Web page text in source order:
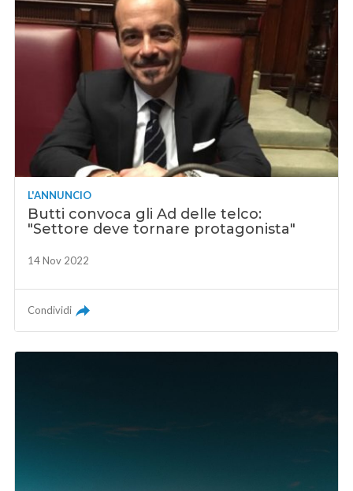
L'ANNUNCIO
Butti convoca gli Ad delle telco:
"Settore deve tornare protagonista"
14 Nov 2022
Condividi